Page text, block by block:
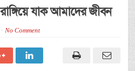
যাক আমাদের জীবন
No Comment